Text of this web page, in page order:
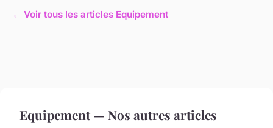
← Voir tous les articles Equipement
Equipement — Nos autres articles